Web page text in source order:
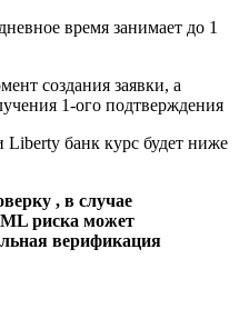
время занимает до 1
создания заявки, а
1-ого подтверждения
Liberty банк курс будет ниже
, в случае
риска может
верификация